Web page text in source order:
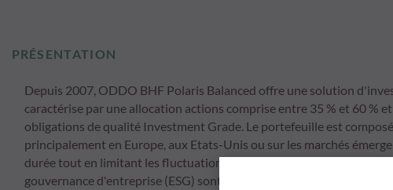
PRÉSENTATION
Depuis 2007, ODDO BHF Polaris Balanced offre une solution
caractérise par une allocation actions comprise entre 35 % et 60 %
obligations de qualité Investment Grade. Le portefeuille est
principalement en Europe, aux Etats-Unis ou sur les marchés
durée tout en limitant les fluctuations de marché. Dans le même
gouvernance d'entreprise (ESG) sont pleinement pris en compte